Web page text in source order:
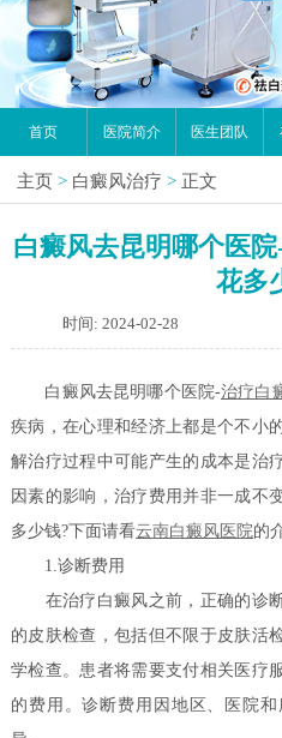
首页 医院简介 医生团队
主页 > 白癜风治疗 > 正文
白癜风去昆明哪个医
花多
时间: 2024-02-28
白癜风去昆明哪个医院-治疗白
疾病，在心理和经济上都是个不小
解治疗过程中可能产生的成本是治
因素的影响，治疗费用并非一成不
多少钱?下面请看云南白癜风医院的
1.诊断费用
在治疗白癜风之前，正确的诊断
的皮肤检查，包括但不限于皮肤活
学检查。患者将需要支付相关医疗
的费用。诊断费用因地区、医院